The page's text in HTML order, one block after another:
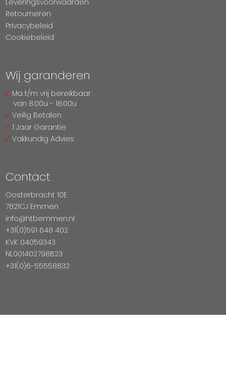
Retourneren
Privacybeleid
Cookiebeleid
Wij garanderen
Ma t/m vrij bereikbaar
van 8:00u - 18:00u
Veilig Betalen
1 Jaar Garantie
Vakkundig Advies
Contact
Oosterbracht 10E
7821CJ Emmen
info@htbemmen.nl
+31(0)591 648 402
KVK 04059343
NL001402798B23
+31(0)6-55558832